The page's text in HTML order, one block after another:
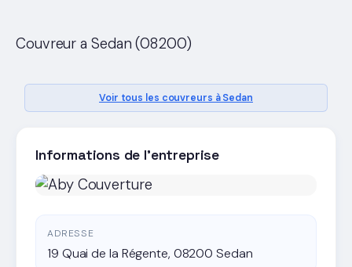
Couvreur a Sedan (08200)
Voir tous les couvreurs à Sedan
Informations de l'entreprise
ADRESSE
19 Quai de la Régente, 08200 Sedan